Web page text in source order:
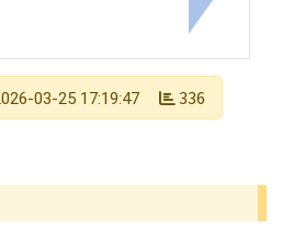
順自造教育及科技中心114學年度
下一筆：
03-25 17:19:47 336